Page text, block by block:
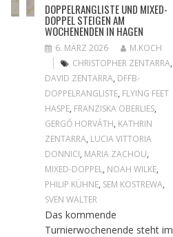
DOPPELRANGLISTE UND MIXED-
DOPPEL STEIGEN AM
WOCHENENDEN IN HAGEN
6. MÄRZ 2026
M.KOCH
CHRISTOPHER ZENTARRA,
DAVID ZENTARRA, DFFB-
DOPPELRANGLISTE, FLYING FEET
HASPE, FRANZISKA OBERLIES,
GERGŐ HORVÁTH, KATHRIN
ZENTARRA, LUCIA VITTORIA
DONNICI, MARIA ZACHOU,
MIXED-DOPPEL, NOAH WILKE,
PHILIP KÜHNE, SEM KOSTREWA,
SVEN WALTER
Das kommende
Turnierwochenende steht im